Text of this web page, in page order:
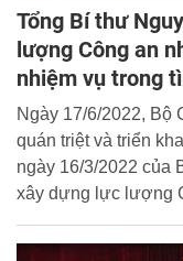
Tổng Bí thư
lượng Công an
nhiệm vụ trong
Ngày 17/6/2022, Bộ
quán triệt và triển
ngày 16/3/2022 của
xây dựng lực lượng
cầu, nhiệm vụ trong